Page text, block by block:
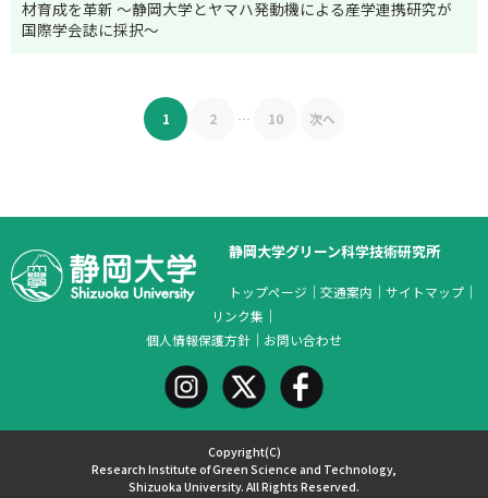
材育成を革新 ～静岡大学とヤマハ発動機による産学連携研究が
国際学会誌に採択～
1 2 … 10 次へ
静岡大学グリーン科学技術研究所
トップページ ｜ 交通案内 ｜ サイトマップ ｜
リンク集 ｜
個人情報保護方針 ｜ お問い合わせ
Copyright(C)
Research Institute of Green Science and Technology,
Shizuoka University. All Rights Reserved.